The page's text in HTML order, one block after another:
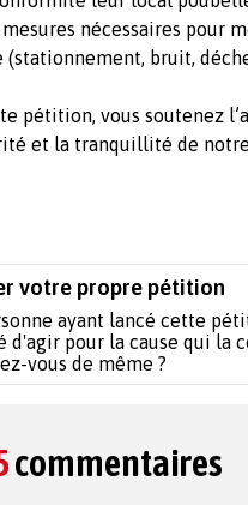
nécessaires pour
(stationnement, bruit,
pétition, vous soutenez
et la tranquillité de
votre propre pétition
ayant lancé cette
d'agir pour la cause qui la
vous de même ?
commentaires